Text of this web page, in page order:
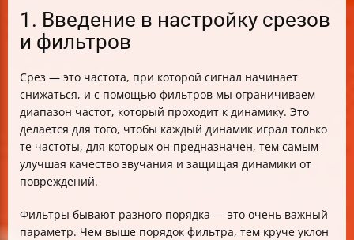
1. Введение в настройку срезов
и фильтров
Срез — это частота, при которой сигнал начинает
снижаться, и с помощью фильтров мы ограничиваем
диапазон частот, который проходит к динамику. Это
делается для того, чтобы каждый динамик играл только
те частоты, для которых он предназначен, тем самым
улучшая качество звучания и защищая динамики от
повреждений.
Фильтры бывают разного порядка — это очень важный
параметр. Чем выше порядок фильтра, тем круче уклон